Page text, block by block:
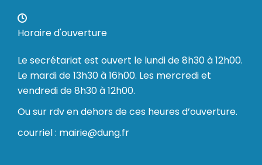
Horaire d'ouverture
Le secrétariat est ouvert le lundi de 8h30 à 12h00.
Le mardi de 13h30 à 16h00. Les mercredi et
vendredi de 8h30 à 12h00.
Ou sur rdv en dehors de ces heures d’ouverture.
courriel : mairie@dung.fr